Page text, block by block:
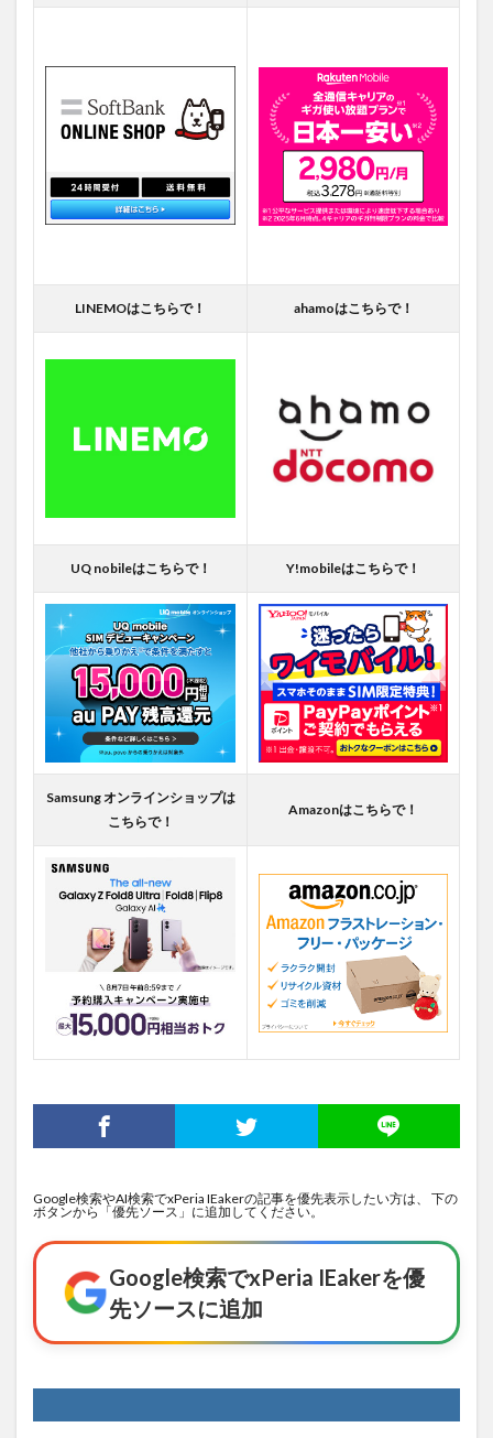
LINEMOはこちらで！ ahamoはこちらで！
UQ nobileはこちらで！ Y!mobileはこちらで！
Samsung オンラインショップは
こちらで！
Amazonはこちらで！
Google検索やAI検索でxPeria IEakerの記事を優先表示したい方は、 下の
ボタンから「優先ソース」に追加してください。
Google検索でxPeria IEakerを優
先ソースに追加